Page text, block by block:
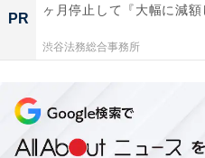
「非日常を満喫できる」
これまでにAll About ニュー
ト調査では、下記のような
「雪に覆われた鬼怒川渓
PR
ヶ月停止して『大幅に減額
渋谷法務総合事務所